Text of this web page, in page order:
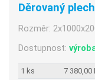
Děrovaný
Rozměr:
Dostupnost:
1 ks 7 380,00